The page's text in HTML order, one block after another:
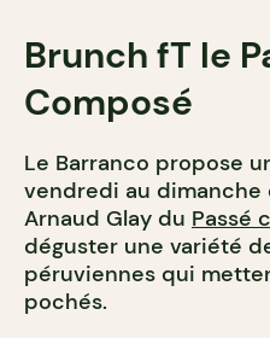
Brunch fT le
Composé
Le Barranco propose
vendredi au
Arnaud Glay du Passé
déguster une variété
péruviennes qui
pochés.